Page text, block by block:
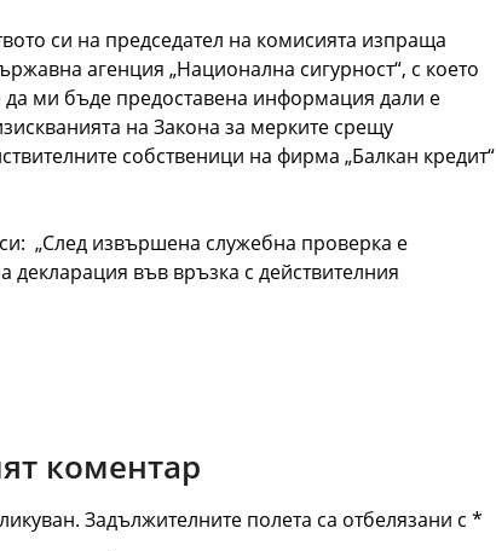
си на председател на комисията изпраща
агенция „Национална сигурност“, с което
ми бъде предоставена информация дали е
на Закона за мерките срещу
собственици на фирма „Балкан кредит“
„След извършена служебна проверка е
във връзка с действителния
коментар
Задължителните полета са отбелязани с *